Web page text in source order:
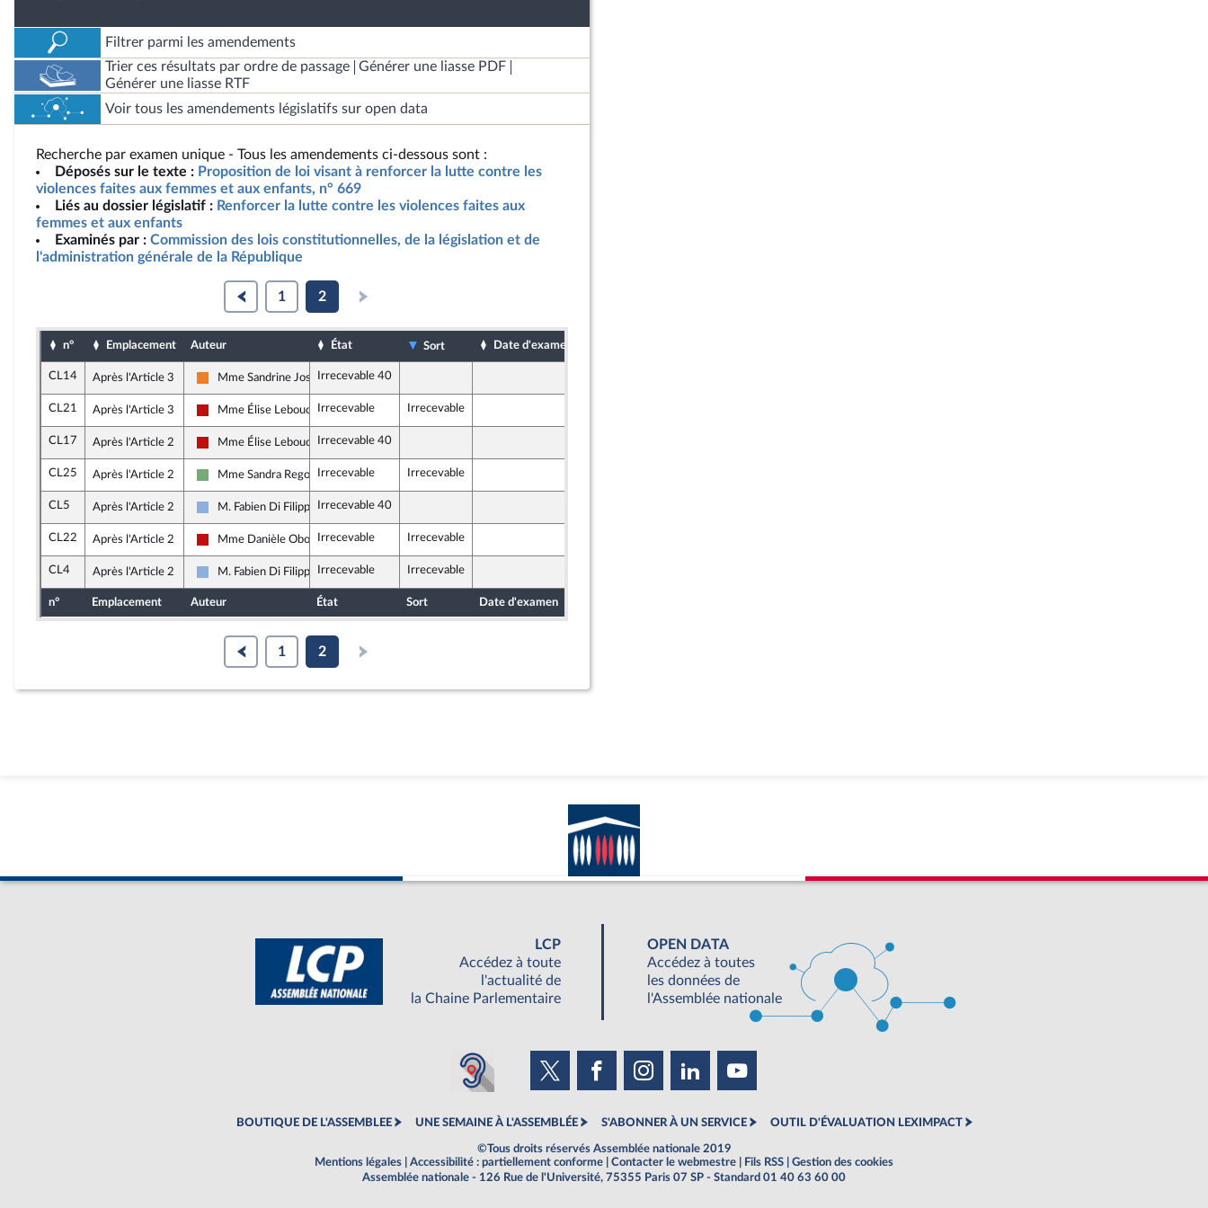
Filtrer parmi les amendements
Trier ces résultats par ordre de passage
Générer une liasse PDF
Générer une liasse RTF
Voir tous les amendements législatifs sur open data
Recherche par examen unique - Tous les amendements ci-dessous sont :
Déposés sur le texte : Proposition de loi visant à renforcer la lutte contre les
violences faites aux femmes et aux enfants, n° 669
Liés au dossier législatif : Renforcer la lutte contre les violences faites aux
femmes et aux enfants
Examinés par : Commission des lois constitutionnelles, de la législation et de
l'administration générale de la République
1 2
n° Emplacement Auteur État Sort Date d'examen
CL14 Après l'Article 3
Les Démocrates
Mme Sandrine JossoIrrecevable 40
CL21 Après l'Article 3
La France insoumise - Nouveau Front Populaire
Mme Élise LeboucherIrrecevable Irrecevable
CL17 Après l'Article 2
La France insoumise - Nouveau Front Populaire
Mme Élise LeboucherIrrecevable 40
CL25 Après l'Article 2
Écologiste et Social
Mme Sandra Regol Irrecevable Irrecevable
CL5 Après l'Article 2
Droite Républicaine
M. Fabien Di Filippo Irrecevable 40
CL22 Après l'Article 2
La France insoumise - Nouveau Front Populaire
Mme Danièle ObonoIrrecevable Irrecevable
CL4 Après l'Article 2
Droite Républicaine
M. Fabien Di Filippo Irrecevable Irrecevable
n° Emplacement Auteur État Sort Date d'examen
1 2
LCP
Accédez à toute
l'actualité de
la Chaine Parlementaire
OPEN DATA
Accédez à toutes
les données de
l'Assemblée nationale
BOUTIQUE DE L'ASSEMBLEE UNE SEMAINE À L'ASSEMBLÉE S'ABONNER À UN SERVICE OUTIL D'ÉVALUATION LEXIMPACT
©Tous droits réservés Assemblée nationale 2019
Mentions légales
Accessibilité : partiellement conforme Contacter le webmestre Fils RSS
Gestion des cookies
Assemblée nationale - 126 Rue de l'Université, 75355 Paris 07 SP - Standard 01 40 63 60 00